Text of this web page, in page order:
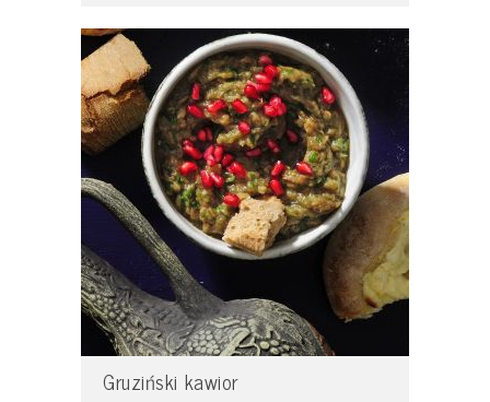
Gruziński kawior